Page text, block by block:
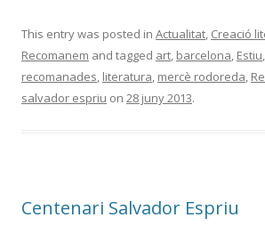
This entry was posted in Actualitat, Creació
Recomanem and tagged art, barcelona, Estiu,
recomanades, literatura, mercè rodoreda,
salvador espriu on 28 juny 2013.
Centenari Salvador Espriu